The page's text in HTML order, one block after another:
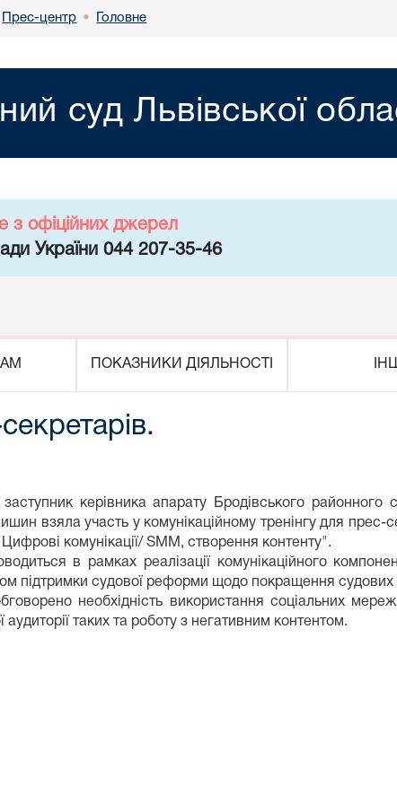
Прес-центр • Головне
суд Львівської
з офіційних джерел
України 044 207-35-46
ПОКАЗНИКИ ДІЯЛЬНОСТІ
керівника апарату Бродівського районного
взяла участь у комунікаційному тренінгу для прес-
комунікації/ SMM, створення контенту".
в рамках реалізації комунікаційного
підтримки судової реформи щодо покращення судових
необхідність використання соціальних
аудиторії таких та роботу з негативним контентом.